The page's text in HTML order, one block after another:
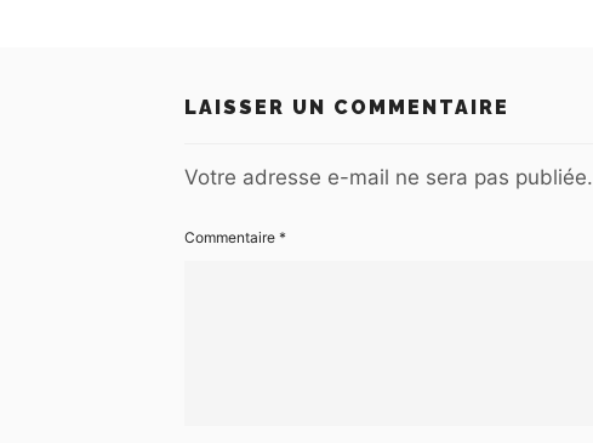
LAISSER UN COMMENTAIRE
Votre adresse e-mail ne sera pas publiée.
Commentaire *